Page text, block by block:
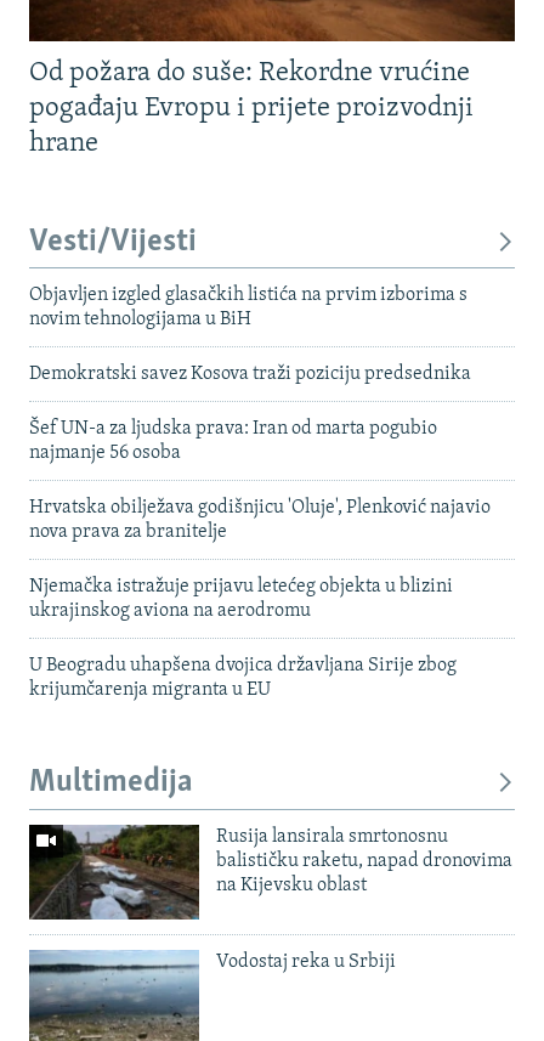
Od požara do suše: Rekordne vrućine
pogađaju Evropu i prijete proizvodnji
hrane
Vesti/Vijesti
Objavljen izgled glasačkih listića na prvim izborima s
novim tehnologijama u BiH
Demokratski savez Kosova traži poziciju predsednika
Šef UN-a za ljudska prava: Iran od marta pogubio
najmanje 56 osoba
Hrvatska obilježava godišnjicu 'Oluje', Plenković najavio
nova prava za branitelje
Njemačka istražuje prijavu letećeg objekta u blizini
ukrajinskog aviona na aerodromu
U Beogradu uhapšena dvojica državljana Sirije zbog
krijumčarenja migranta u EU
Multimedija
Rusija lansirala smrtonosnu
balističku raketu, napad dronovima
na Kijevsku oblast
Vodostaj reka u Srbiji